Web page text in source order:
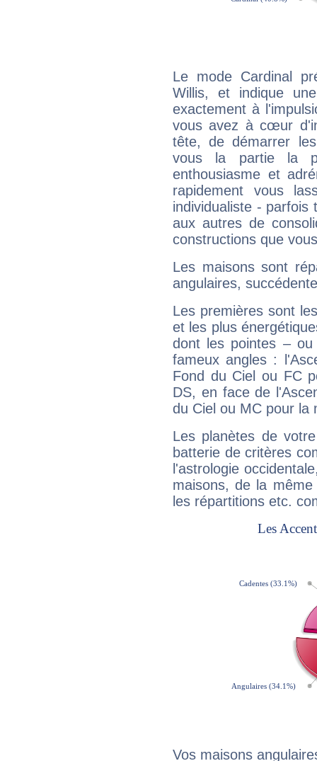
Le mode Cardinal
Willis, et indique
exactement à
vous avez à cœur
tête, de démarrer
vous la partie la
enthousiasme et
rapidement vous
individualiste -
aux autres de
constructions que
Les maisons sont
angulaires,
Les premières sont
et les plus
dont les pointes –
fameux angles :
Fond du Ciel ou FC
DS, en face de
du Ciel ou MC pour la
Les planètes de
batterie de critères
l'astrologie
maisons, de la
les répartitions etc.
Vos maisons